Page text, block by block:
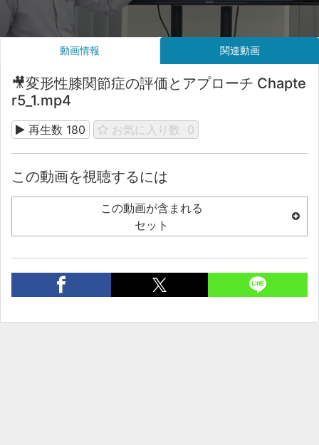
動画情報 関連動画
🎥変形性膝関節症の評価とアプローチ Chapte
r5_1.mp4
再生数 180 お気に入り数 0
この動画を視聴するには
この動画が含まれる
セット